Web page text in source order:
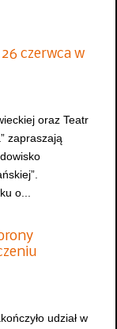
czerwca w
oraz Teatr
zapraszają
o...
udział w